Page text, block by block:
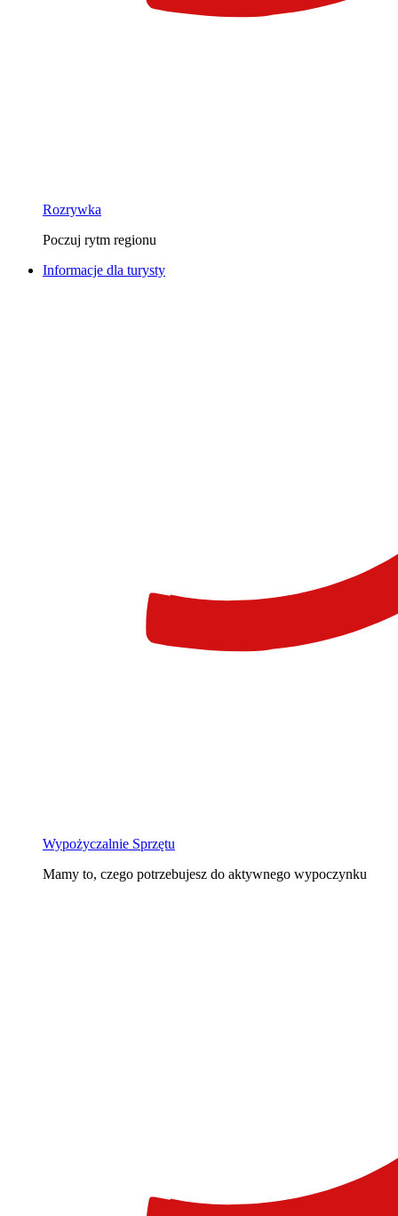
Rozrywka
Poczuj rytm regionu
Informacje dla turysty
Wypożyczalnie Sprzętu
Mamy to, czego potrzebujesz do aktywnego wypoczynku